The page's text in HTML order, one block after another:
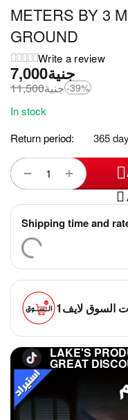
METERS BY 3
GROUND
Write a review
جنية7,000
جنية11,500 -39%
In stock
Return period:
365
+
−
Shipping time and
السوق لايف1
LAKE'S
GREAT